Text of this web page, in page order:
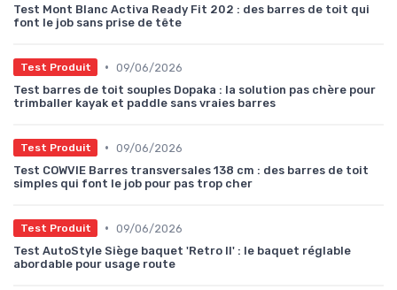
Test Mont Blanc Activa Ready Fit 202 : des barres de toit qui
font le job sans prise de tête
Test Produit • 09/06/2026
Test barres de toit souples Dopaka : la solution pas chère pour
trimballer kayak et paddle sans vraies barres
Test Produit • 09/06/2026
Test COWVIE Barres transversales 138 cm : des barres de toit
simples qui font le job pour pas trop cher
Test Produit • 09/06/2026
Test AutoStyle Siège baquet 'Retro II' : le baquet réglable
abordable pour usage route